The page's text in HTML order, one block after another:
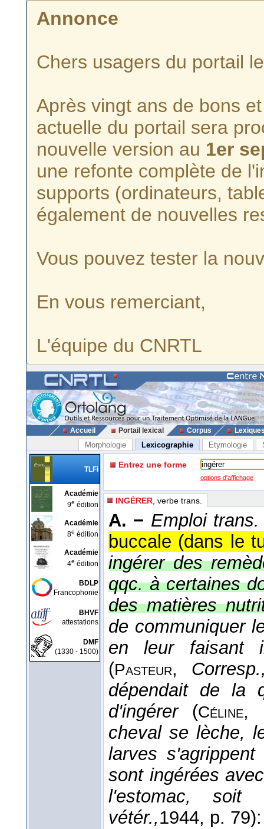
Annonce
Chers usagers du portail
Après vingt ans de bons
actuelle du portail sera
nouvelle version au 1er
une refonte complète de
supports (ordinateurs,
également de nouvelles
Vous pouvez tester la
En vous remerciant,
L'équipe du CNRTL
Accueil Portail lexical Corpus
Morphologie Lexicographie Etymologie
TLFi
Académie
9e édition
Académie
8e édition
Académie
4e édition
BDLP
Francophonie
BHVF
attestations
DMF
(1330 - 1500)
Entrez une forme
options d'affichage
INGÉRER , verbe trans.
A. − Emploi
buccale (dans le
ingérer des
qqc. à certaines
des matières
de communiquer
en leur faisant
(Pasteur,
dépendait de la
d'ingérer (Céline,
cheval se lèche,
larves
sont ingérées
l'estomac,
vétér.,1944, p. 79):